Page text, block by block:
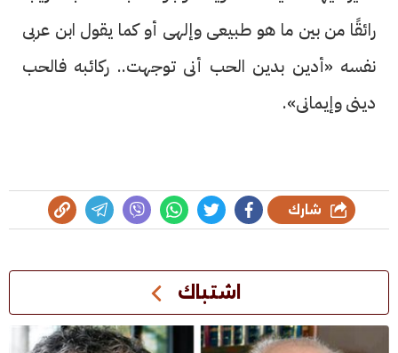
رائقًا من بين ما هو طبيعى وإلهى أو كما يقول ابن عربى
نفسه «أدين بدين الحب أنى توجهت.. ركائبه فالحب
دينى وإيمانى».
شارك
اشتباك